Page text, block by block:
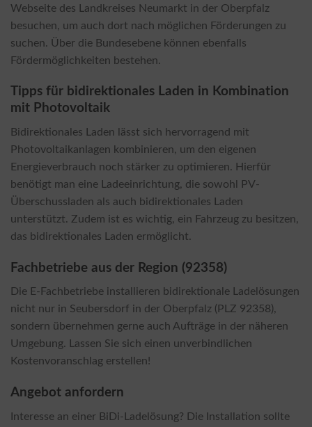
Webseite des Landkreises Neumarkt in der Oberpfalz
besuchen, um auch dort nach möglichen Förderungen zu
suchen. Über die Bundesebene können ebenfalls
Fördermöglichkeiten bestehen.
Tipps für bidirektionales Laden in Kombination
mit Photovoltaik
Bidirektionales Laden lässt sich hervorragend mit
Photovoltaikanlagen kombinieren, um den eigenen
Energieverbrauch noch stärker zu optimieren. Hierfür
benötigt man eine Ladeeinrichtung, die sowohl PV-
Überschussladen als auch bidirektionales Laden
unterstützt. Zudem ist es wichtig, ein Fahrzeug zu besitzen,
das bidirektionales Laden ermöglicht.
Fachbetriebe aus der Region (92358)
Die E-Fachbetriebe installieren bidirektionale Ladelösungen
nicht nur in Seubersdorf in der Oberpfalz (PLZ 92358),
sondern übernehmen gerne auch Aufträge in der näheren
Umgebung. Lassen Sie sich einen unverbindlichen
Kostenvoranschlag erstellen!
Angebot anfordern
Interesse an einer BiDi-Ladelösung? Die Installation sollte